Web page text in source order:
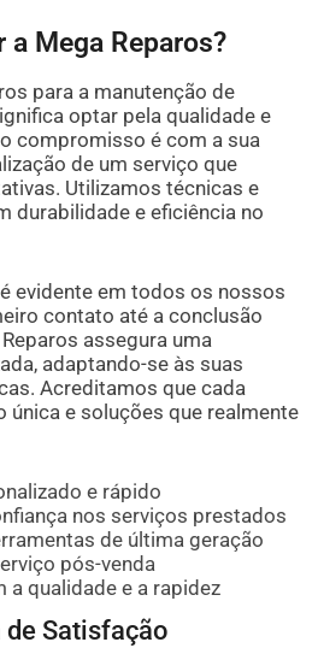
a Mega Reparos?
para a manutenção de
optar pela qualidade e
compromisso é com a sua
de um serviço que
Utilizamos técnicas e
durabilidade e eficiência no
evidente em todos os nossos
contato até a conclusão
assegura uma
adaptando-se às suas
Acreditamos que cada
única e soluções que realmente
e rápido
nos serviços prestados
de última geração
pós-venda
qualidade e a rapidez
de Satisfação